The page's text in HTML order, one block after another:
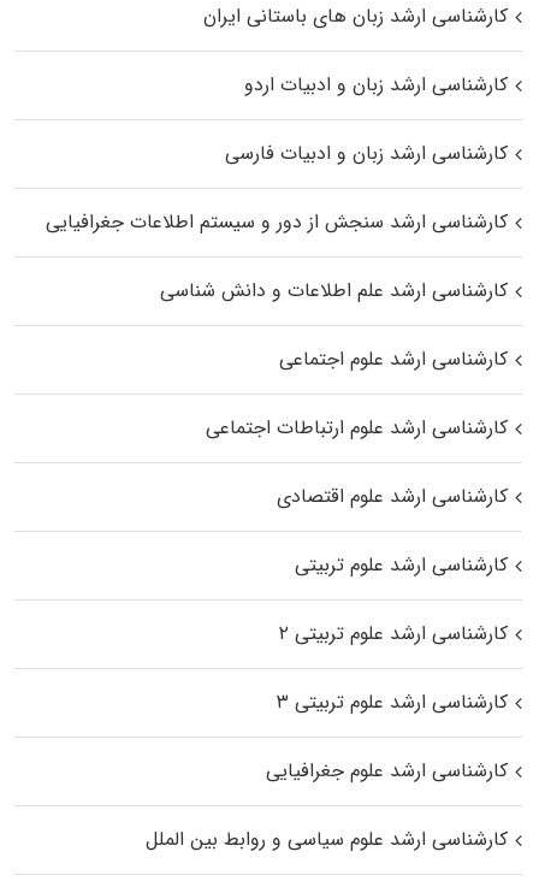
کارشناسی ارشد زبان‌ های باستانی ایران
کارشناسی ارشد زبان و ادبیات اردو
کارشناسی ارشد زبان و ادبیات فارسی
کارشناسی ارشد سنجش از دور و سیستم اطلاعات جغرافیایی
کارشناسی ارشد علم اطلاعات و دانش شناسی
کارشناسی ارشد علوم اجتماعی
کارشناسی ارشد علوم ارتباطات اجتماعی
کارشناسی ارشد علوم اقتصادی
کارشناسی ارشد علوم تربیتی
کارشناسی ارشد علوم تربیتی ۲
کارشناسی ارشد علوم تربیتی ۳
کارشناسی ارشد علوم جغرافیایی
کارشناسی ارشد علوم سیاسی و روابط بین الملل